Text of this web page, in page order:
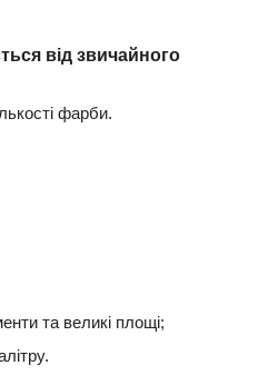
від звичайного
фарби.
та великі площі;